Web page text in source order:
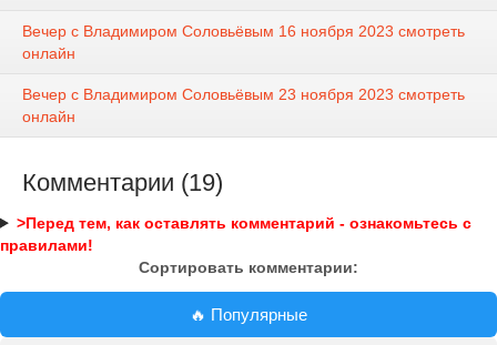
Вечер с Владимиром Соловьёвым 16 ноября 2023 смотреть
онлайн
Вечер с Владимиром Соловьёвым 23 ноября 2023 смотреть
онлайн
Комментарии (19)
>Перед тем, как оставлять комментарий - ознакомьтесь с
правилами!
Сортировать комментарии:
🔥 Популярные